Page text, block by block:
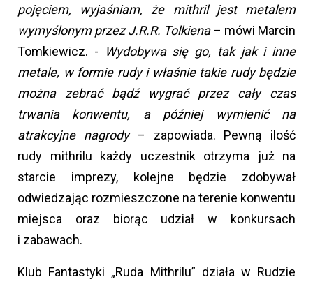
pojęciem, wyjaśniam, że mithril jest metalem
wymyślonym przez J.R.R. Tolkiena– mówi Marcin
Tomkiewicz. -
Wydobywa się go, tak jak i inne
metale, w formie rudy i właśnie takie rudy będzie
można zebrać bądź wygrać przez cały czas
trwania konwentu, a później wymienić na
atrakcyjne nagrody– zapowiada. Pewną ilość
rudy mithrilu każdy uczestnik otrzyma już na
starcie imprezy, kolejne będzie zdobywał
odwiedzając rozmieszczone na terenie konwentu
miejsca oraz biorąc udział w konkursach
i zabawach.
Klub Fantastyki „Ruda Mithrilu” działa w Rudzie